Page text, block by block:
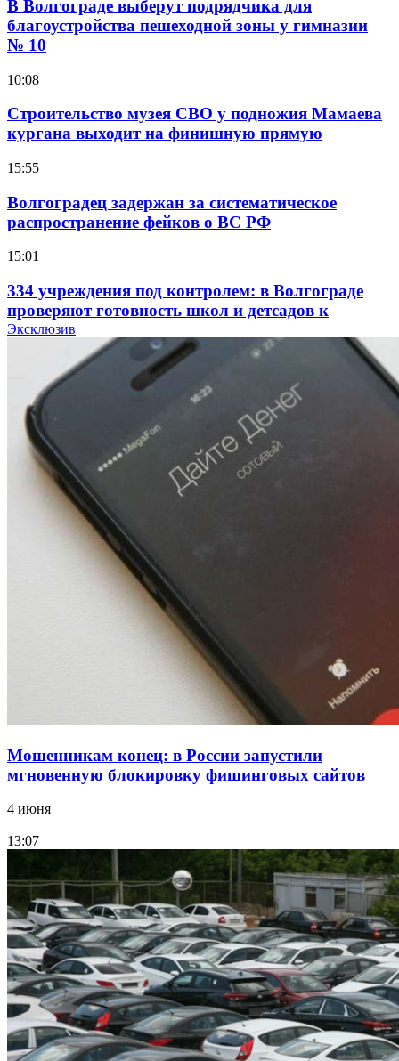
В Волгограде выберут подрядчика для
благоустройства пешеходной зоны у гимназии
№ 10
10:08
Строительство музея СВО у подножия Мамаева
кургана выходит на финишную прямую
15:55
Волгоградец задержан за систематическое
распространение фейков о ВС РФ
15:01
334 учреждения под контролем: в Волгограде
проверяют готовность школ и детсадов к
учебному году
Покушение на убийство в Волгограде: девушка
напала на незнакомую женщину с ножом
12:39
Сладкий праздник в Волгограде: в Центральном
парке прошёл фестиваль „Арбузный переполох“
Волгоградские компании нарастили экспорт:
заключены контракты на 3,6 млн долларов
Эксклюзив
Мошенникам конец: в России запустили
мгновенную блокировку фишинговых сайтов
4 июня
13:07